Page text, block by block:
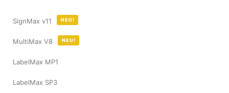
SignMax v11 NEU!
MultiMax V8 NEU!
LabelMax MP1
LabelMax SP3